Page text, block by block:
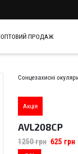
ОПТОВИЙ ПРОДАЖ
Сонцезахисні
Акція
AVL208CP
1250грн 625 грн